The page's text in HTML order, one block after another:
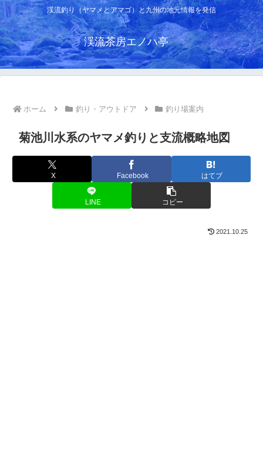
渓流釣り（ヤマメとアマゴ）と九州の地元情報を発信
渓流茶房エノハ亭
ホーム 釣り・アウトドア 釣り場案内
菊池川水系のヤマメ釣りと支流概略地図
X Facebook はてブ
LINE コピー
2021.10.25